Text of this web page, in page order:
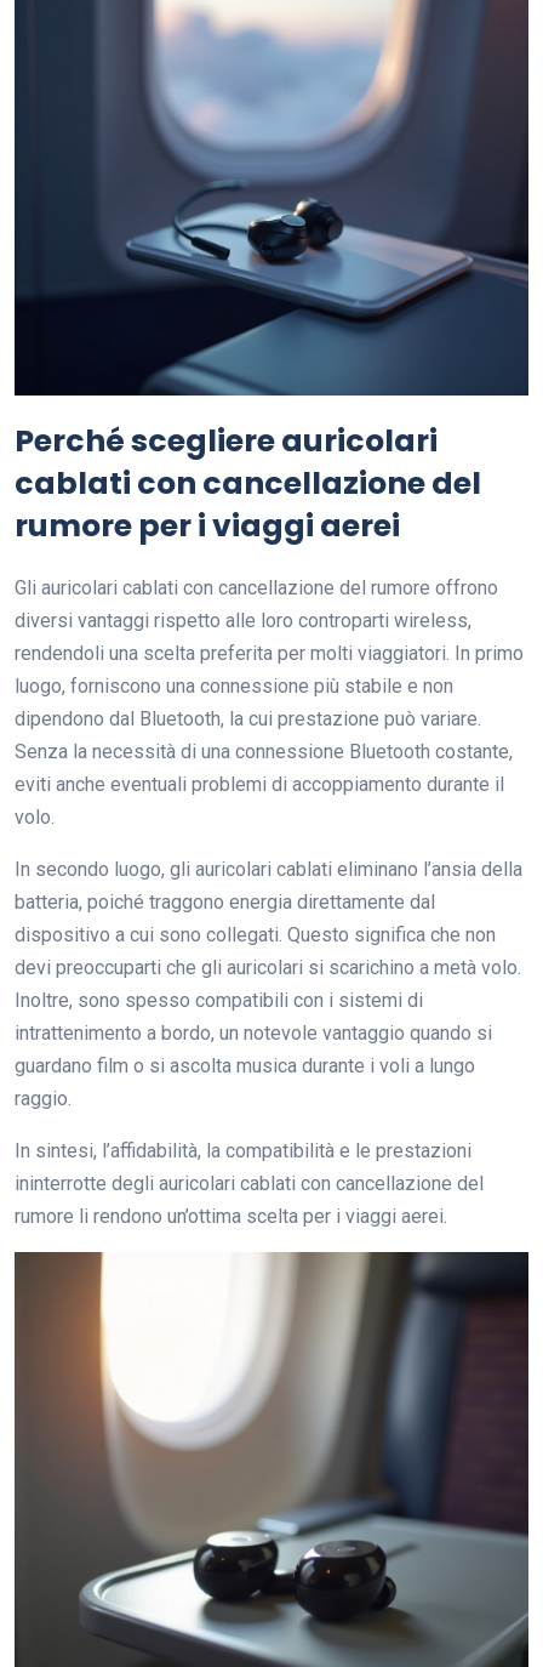
Perché scegliere auricolari
cablati con cancellazione del
rumore per i viaggi aerei
Gli auricolari cablati con cancellazione del rumore offrono
diversi vantaggi rispetto alle loro controparti wireless,
rendendoli una scelta preferita per molti viaggiatori. In primo
luogo, forniscono una connessione più stabile e non
dipendono dal Bluetooth, la cui prestazione può variare.
Senza la necessità di una connessione Bluetooth costante,
eviti anche eventuali problemi di accoppiamento durante il
volo.
In secondo luogo, gli auricolari cablati eliminano l’ansia della
batteria, poiché traggono energia direttamente dal
dispositivo a cui sono collegati. Questo significa che non
devi preoccuparti che gli auricolari si scarichino a metà volo.
Inoltre, sono spesso compatibili con i sistemi di
intrattenimento a bordo, un notevole vantaggio quando si
guardano film o si ascolta musica durante i voli a lungo
raggio.
In sintesi, l’affidabilità, la compatibilità e le prestazioni
ininterrotte degli auricolari cablati con cancellazione del
rumore li rendono un’ottima scelta per i viaggi aerei.